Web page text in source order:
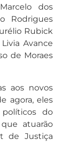
dos
Rodrigues
Rubick
Avance
de Moraes
aos novos
agora, eles
políticos do
atuarão
de Justiça